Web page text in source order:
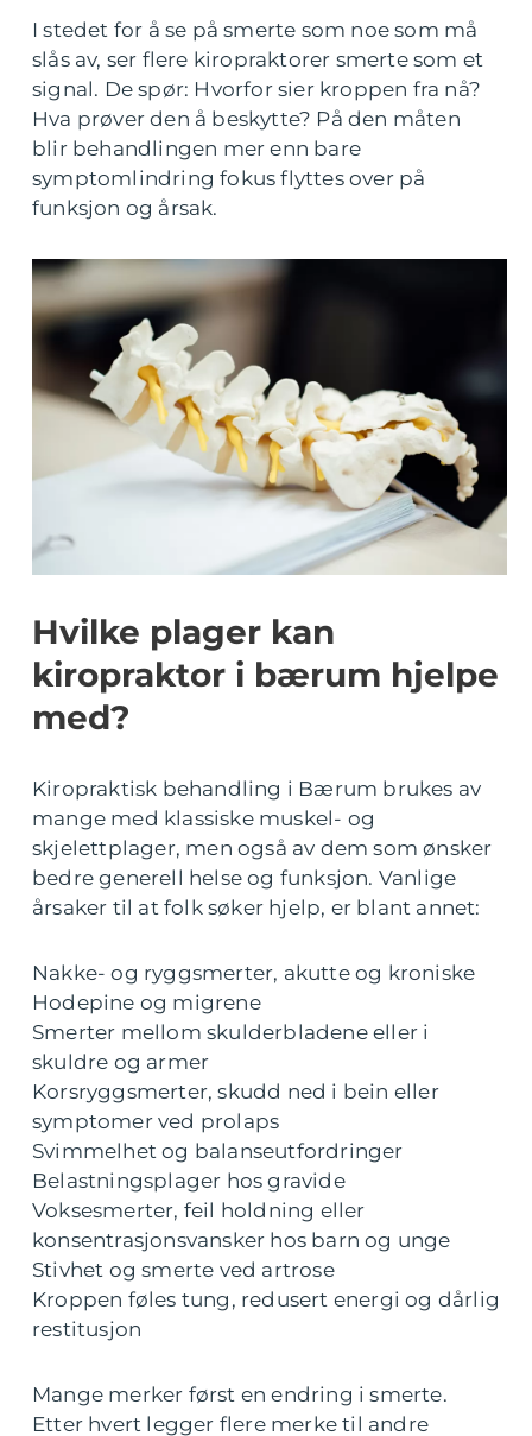
I stedet for å se på smerte som noe som må
slås av, ser flere kiropraktorer smerte som et
signal. De spør: Hvorfor sier kroppen fra nå?
Hva prøver den å beskytte? På den måten
blir behandlingen mer enn bare
symptomlindring fokus flyttes over på
funksjon og årsak.
Hvilke plager kan
kiropraktor i bærum hjelpe
med?
Kiropraktisk behandling i Bærum brukes av
mange med klassiske muskel- og
skjelettplager, men også av dem som ønsker
bedre generell helse og funksjon. Vanlige
årsaker til at folk søker hjelp, er blant annet:
Nakke- og ryggsmerter, akutte og kroniske
Hodepine og migrene
Smerter mellom skulderbladene eller i
skuldre og armer
Korsryggsmerter, skudd ned i bein eller
symptomer ved prolaps
Svimmelhet og balanseutfordringer
Belastningsplager hos gravide
Voksesmerter, feil holdning eller
konsentrasjonsvansker hos barn og unge
Stivhet og smerte ved artrose
Kroppen føles tung, redusert energi og dårlig
restitusjon
Mange merker først en endring i smerte.
Etter hvert legger flere merke til andre